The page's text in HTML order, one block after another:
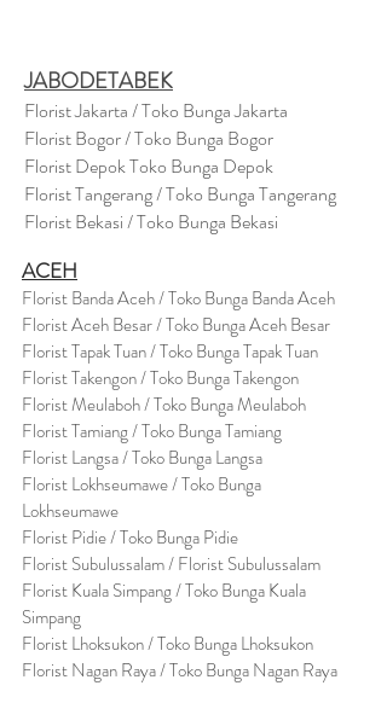
JABODETABEK
Florist Jakarta / Toko Bunga Jakarta
Florist Bogor / Toko Bunga Bogor
Florist Depok Toko Bunga Depok
Florist Tangerang / Toko Bunga Tangerang
Florist Bekasi / Toko Bunga Bekasi
ACEH
Florist Banda Aceh / Toko Bunga Banda Aceh
Florist Aceh Besar / Toko Bunga Aceh Besar
Florist Tapak Tuan / Toko Bunga Tapak Tuan
Florist Takengon / Toko Bunga Takengon
Florist Meulaboh / Toko Bunga Meulaboh
Florist Tamiang / Toko Bunga Tamiang
Florist Langsa / Toko Bunga Langsa
Florist Lokhseumawe / Toko Bunga
Lokhseumawe
Florist Pidie / Toko Bunga Pidie
Florist Subulussalam / Florist Subulussalam
Florist Kuala Simpang / Toko Bunga Kuala
Simpang
Florist Lhoksukon / Toko Bunga Lhoksukon
Florist Nagan Raya / Toko Bunga Nagan Raya